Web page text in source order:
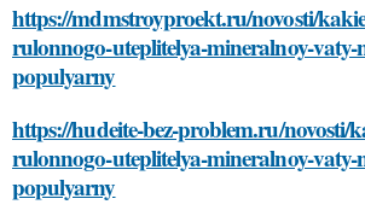
https://mdmstroyproekt.ru/novosti/
rulonnogo-uteplitelya-mineralnoy-vaty-
populyarny
https://hudeite-bez-problem.ru/novosti/
rulonnogo-uteplitelya-mineralnoy-vaty-
populyarny